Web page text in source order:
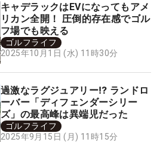
キャデラックはEVになってもアメ
リカン全開！ 圧倒的存在感でゴル
フ場でも映える
ゴルフライフ
2025年10月1日 (水) 11時30分
過激なラグジュアリー⁉ ランドロ
ーバー「ディフェンダーシリー
ズ」の最高峰は異端児だった
ゴルフライフ
2025年9月15日 (月) 11時15分